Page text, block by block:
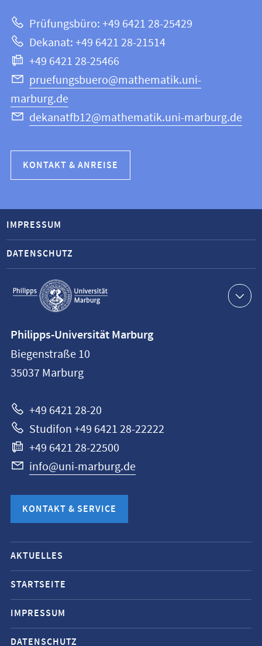
Website
und
Informatik
Prüfungsbüro: +49 6421 28-25429
Dekanat: +49 6421 28-21514
+49 6421 28-25466
pruefungsbuero@mathematik.uni-
marburg.de
dekanatfb12@mathematik.uni-marburg.de
KONTAKT & ANREISE
Service-
Navigation
IMPRESSUM
DATENSCHUTZ
Philipps-
Universität
Marburg
Philipps-Universität Marburg
Biegenstraße 10
35037 Marburg
+49 6421 28-20
Studifon +49 6421 28-22222
+49 6421 28-22500
info@uni-marburg.de
KONTAKT & SERVICE
Mobile-
Service-
Navigation
und
Social
Media
AKTUELLES
STARTSEITE
IMPRESSUM
DATENSCHUTZ